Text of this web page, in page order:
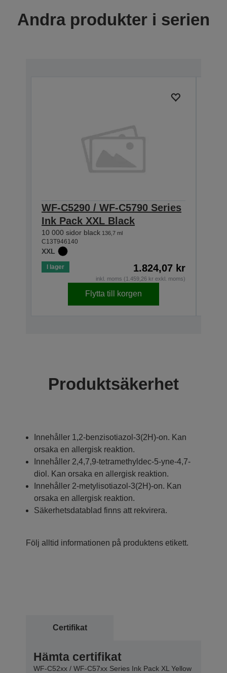
Andra produkter i serien
WF-C5290 / WF-C5790 Series
Ink Pack XXL Black
10 000 sidor black 136,7 ml
C13T946140
XXL
I lager 1.824,07 kr
inkl. moms (1.459,26 kr exkl. moms)
Flytta till korgen
Produktsäkerhet
Innehåller 1,2-benzisotiazol-3(2H)-on. Kan
orsaka en allergisk reaktion.
Innehåller 2,4,7,9-tetramethyldec-5-yne-4,7-
diol. Kan orsaka en allergisk reaktion.
Innehåller 2-metylisotiazol-3(2H)-on. Kan
orsaka en allergisk reaktion.
Säkerhetsdatablad finns att rekvirera.
Följ alltid informationen på produktens etikett.
Certifikat
Hämta certifikat
WF-C52xx / WF-C57xx Series Ink Pack XL Yellow